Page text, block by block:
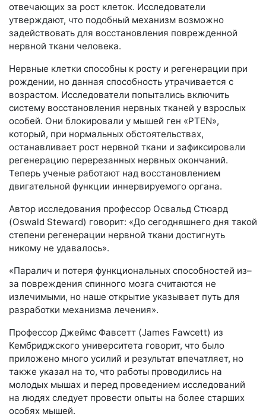
отвечающих за рост клеток. Исследователи
утверждают, что подобный механизм возможно
задействовать для восстановления поврежденной
нервной ткани человека.
Нервные клетки способны к росту и регенерации при
рождении, но данная способность утрачивается с
возрастом. Исследователи попытались включить
систему восстановления нервных тканей у взрослых
особей. Они блокировали у мышей ген «PTEN»,
который, при нормальных обстоятельствах,
останавливает рост нервной ткани и зафиксировали
регенерацию перерезанных нервных окончаний.
Теперь ученые работают над восстановлением
двигательной функции иннервируемого органа.
Автор исследования профессор Освальд Стюард
(Oswald Steward) говорит: «До сегодняшнего дня такой
степени регенерации нервной ткани достигнуть
никому не удавалось».
«Паралич и потеря функциональных способностей из–
за повреждения спинного мозга считаются не
излечимыми, но наше открытие указывает путь для
разработки механизма лечения».
Профессор Джеймс Фавсетт (James Fawcett) из
Кембриджского университета говорит, что было
приложено много усилий и результат впечатляет, но
также указал на то, что работы проводились на
молодых мышах и перед проведением исследований
на людях следует провести опыты на более старших
особях мышей.